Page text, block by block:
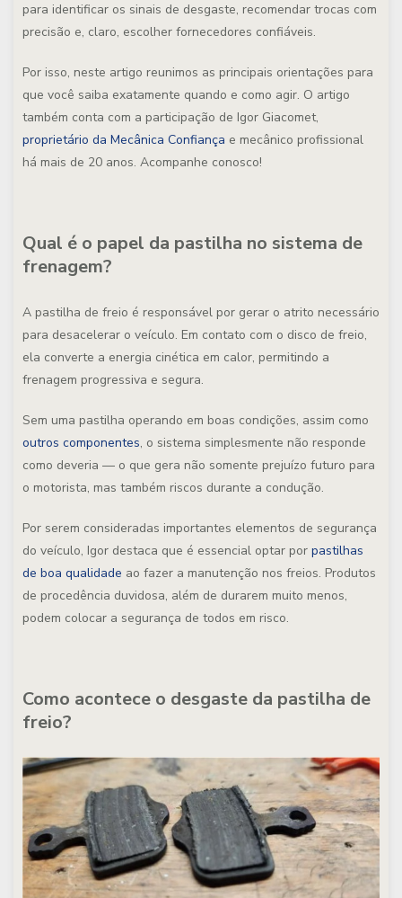
para identificar os sinais de desgaste, recomendar trocas com
precisão e, claro, escolher fornecedores confiáveis.
Por isso, neste artigo reunimos as principais orientações para
que você saiba exatamente quando e como agir. O artigo
também conta com a participação de Igor Giacomet,
proprietário da Mecânica Confiança e mecânico profissional
há mais de 20 anos. Acompanhe conosco!
Qual é o papel da pastilha no sistema de
frenagem?
A pastilha de freio é responsável por gerar o atrito necessário
para desacelerar o veículo. Em contato com o disco de freio,
ela converte a energia cinética em calor, permitindo a
frenagem progressiva e segura.
Sem uma pastilha operando em boas condições, assim como
outros componentes, o sistema simplesmente não responde
como deveria — o que gera não somente prejuízo futuro para
o motorista, mas também riscos durante a condução.
Por serem consideradas importantes elementos de segurança
do veículo, Igor destaca que é essencial optar por pastilhas
de boa qualidade ao fazer a manutenção nos freios. Produtos
de procedência duvidosa, além de durarem muito menos,
podem colocar a segurança de todos em risco.
Como acontece o desgaste da pastilha de
freio?